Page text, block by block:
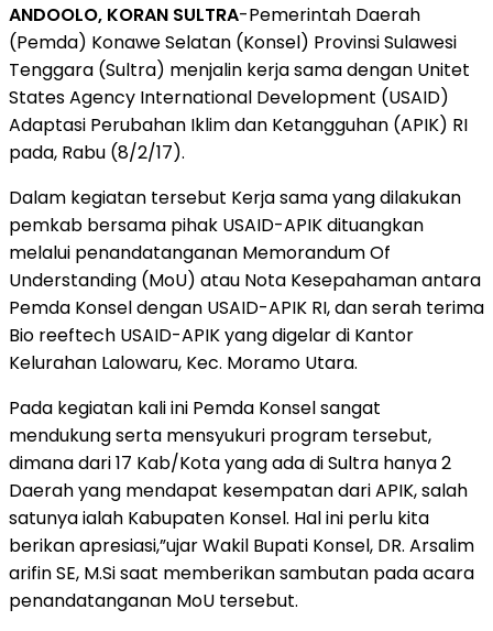
ANDOOLO, KORAN SULTRA-Pemerintah Daerah
(Pemda) Konawe Selatan (Konsel) Provinsi Sulawesi
Tenggara (Sultra) menjalin kerja sama dengan Unitet
States Agency International Development (USAID)
Adaptasi Perubahan Iklim dan Ketangguhan (APIK) RI
pada, Rabu (8/2/17).
Dalam kegiatan tersebut Kerja sama yang dilakukan
pemkab bersama pihak USAID-APIK dituangkan
melalui penandatanganan Memorandum Of
Understanding (MoU) atau Nota Kesepahaman antara
Pemda Konsel dengan USAID-APIK RI, dan serah terima
Bio reeftech USAID-APIK yang digelar di Kantor
Kelurahan Lalowaru, Kec. Moramo Utara.
Pada kegiatan kali ini Pemda Konsel sangat
mendukung serta mensyukuri program tersebut,
dimana dari 17 Kab/Kota yang ada di Sultra hanya 2
Daerah yang mendapat kesempatan dari APIK, salah
satunya ialah Kabupaten Konsel. Hal ini perlu kita
berikan apresiasi,”ujar Wakil Bupati Konsel, DR. Arsalim
arifin SE, M.Si saat memberikan sambutan pada acara
penandatanganan MoU tersebut.